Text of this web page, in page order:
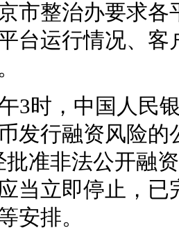
市整治办要求
台运行情况、
时，中国人民银
发行融资风险
批准非法公开融
当立即停止，
安排。